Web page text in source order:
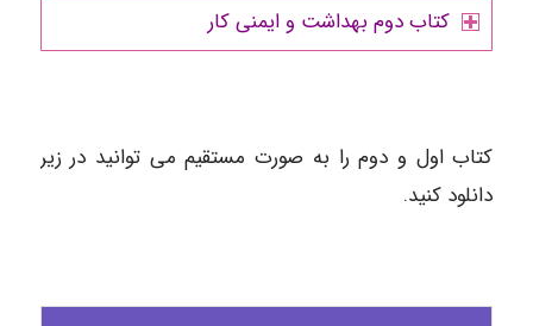
کتاب دوم بهداشت و ایمنی کار
کتاب اول و دوم را به صورت مستقیم می توانید در زیر
دانلود کنید.